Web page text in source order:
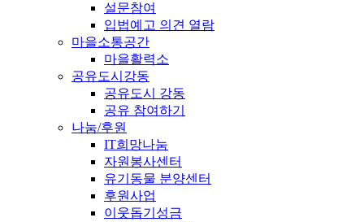
설문참여
입법예고 의견 열람
마을소통공간
마을활력소
공유도시강동
공유도시 강동
공유 참여하기
나눔/후원
IT희망나눔
자원봉사센터
유기동물 분양센터
후원사업
이웃돕기성금